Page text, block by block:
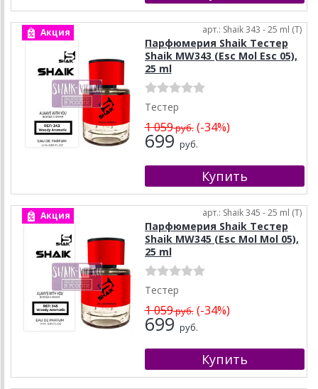
Акция арт.: Shaik 343 - 25 ml (T)
Парфюмерия Shaik Тестер
Shaik MW343 (Esc Mol Esc 05),
25 ml
Тестер
1 059руб.(-34%)
699 руб.
Акция арт.: Shaik 345 - 25 ml (T)
Парфюмерия Shaik Тестер
Shaik MW345 (Esc Mol Mol 05),
25 ml
Тестер
1 059руб.(-34%)
699 руб.